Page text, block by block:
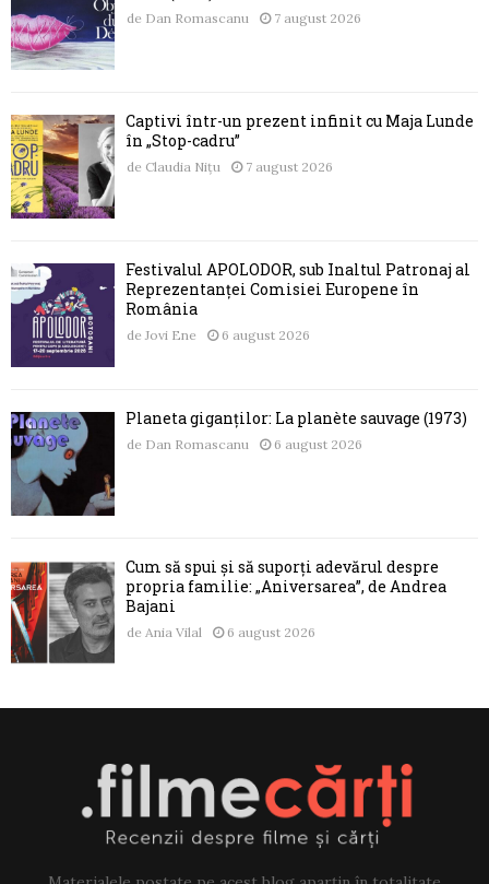
de Dan Romascanu 7 august 2026
Captivi într-un prezent infinit cu Maja Lunde
în „Stop-cadru”
de Claudia Nițu 7 august 2026
Festivalul APOLODOR, sub Înaltul Patronaj al
Reprezentanței Comisiei Europene în
România
de Jovi Ene 6 august 2026
Planeta giganților: La planète sauvage (1973)
de Dan Romascanu 6 august 2026
Cum să spui și să suporți adevărul despre
propria familie: „Aniversarea”, de Andrea
Bajani
de Ania Vilal 6 august 2026